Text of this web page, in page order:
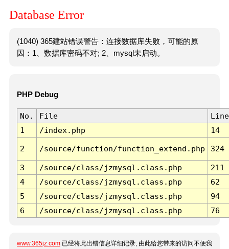
Database Error
(1040) 365建站错误警告：连接数据库失败，可能的原
因：1、数据库密码不对; 2、mysql未启动。
PHP Debug
No. File
Line
1
/index.php 14
2 /source/function/function_extend.php 324
3 /source/class/jzmysql.class.php
211
4
/source/class/jzmysql.class.php
62
5
/source/class/jzmysql.class.php
94
6
/source/class/jzmysql.class.php 76
www.365jz.com 已经将此出错信息详细记录, 由此给您带来的访问不便我